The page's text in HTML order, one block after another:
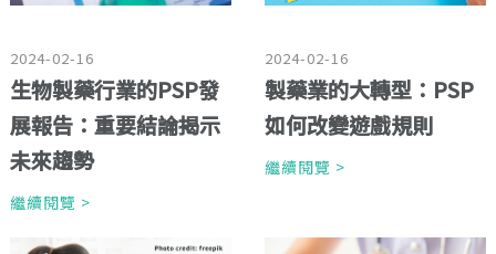
2024-02-16
生物製藥行業的PSP發
展報告：重要結論揭示
未來趨勢
繼續閱覽 >
2024-02-16
製藥業的大轉型：PSP
如何改變遊戲規則
繼續閱覽 >